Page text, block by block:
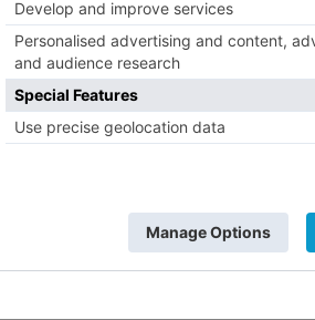
adscritos al Grupo de
aludido, realizaron un
intervenir 109 gramos de
en efectivo, y diferentes
de la operación, llevada
procedió a la entrada y
Caja de Ahorros Municipal, en
criminal restantes,